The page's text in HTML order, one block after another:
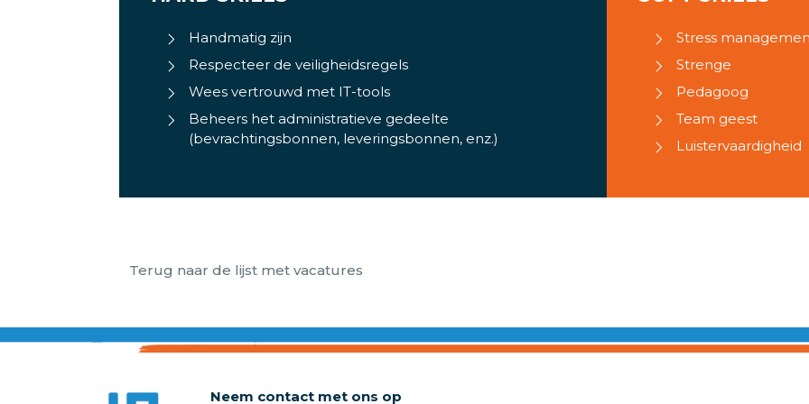
Handmatig zijn
Respecteer de veiligheidsregels
Wees vertrouwd met IT-tools
Beheers het administratieve gedeelte
(bevrachtingsbonnen, leveringsbonnen, enz.)
Stress
Strenge
Pedagoog
Team geest
Luistervaardigheid
Terug naar de lijst met vacatures
Neem contact met ons op